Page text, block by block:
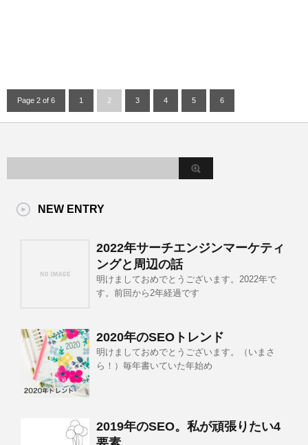
Page 2 of 6 1 2 3 4 5 6
NEW ENTRY
2022年サーチエンジンマーケティ
ングと周辺の話
明けましておめでとうございます。2022年で
す。前回から2年経過です
2020年のSEOトレンド
明けましておめでとうございます。（いまさ
ら！）毎年書いていた年始め
2019年のSEO。私が頑張りたい4